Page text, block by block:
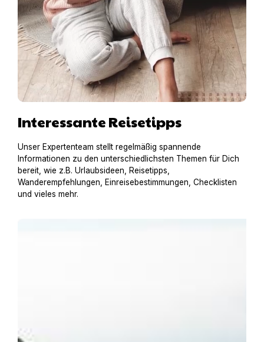
Interessante Reisetipps
Unser Expertenteam stellt regelmäßig spannende
Informationen zu den unterschiedlichsten Themen für Dich
bereit, wie z.B. Urlaubsideen, Reisetipps,
Wanderempfehlungen, Einreisebestimmungen, Checklisten
und vieles mehr.